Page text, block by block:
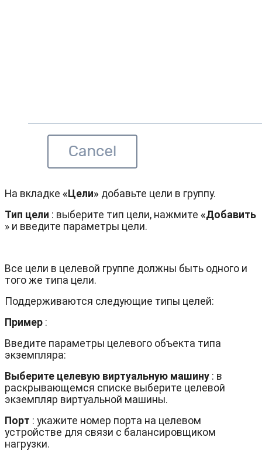
На вкладке «Цели» добавьте цели в группу.
Тип цели : выберите тип цели, нажмите «Добавить
» и введите параметры цели.
Все цели в целевой группе должны быть одного и
того же типа цели.
Поддерживаются следующие типы целей:
Пример :
Введите параметры целевого объекта типа
экземпляра:
Выберите целевую виртуальную машину : в
раскрывающемся списке выберите целевой
экземпляр виртуальной машины.
Порт : укажите номер порта на целевом
устройстве для связи с балансировщиком
нагрузки.